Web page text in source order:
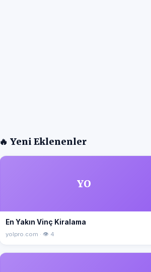
🔥 Yeni Eklenenler
YO
En Yakın Vinç Kiralama
yolpro.com · 👁 4